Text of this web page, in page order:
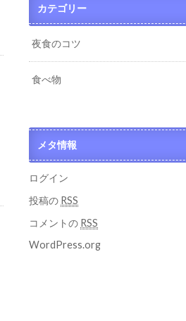
カテゴリー
夜食のコツ
食べ物
メタ情報
ログイン
投稿の RSS
コメントの RSS
WordPress.org